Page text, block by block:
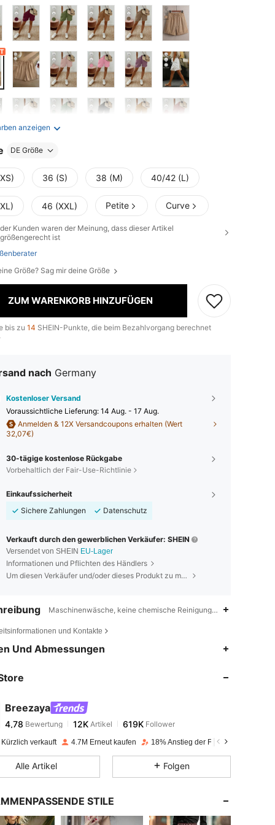
anzeigen
DE Größe
36 (S) 38 (M) 40/42 (L)
46 (XXL) Petite Curve
der Kunden waren der Meinung, dass dieser Artikel
größengerecht ist
Größe? Sag mir deine Größe
ZUM WARENKORB HINZUFÜGEN
bis zu 14 SHEIN-Punkte, die beim Bezahlvorgang berechnet
nach Germany
Kostenloser Versand
Voraussichtliche Lieferung: 14 Aug. - 17 Aug.
Anmelden & 12X Versandcoupons erhalten (Wert
32,07€)
30-tägige kostenlose Rückgabe
Vorbehaltlich der Fair-Use-Richtlinie
Einkaufssicherheit
Sichere Zahlungen
Datenschutz
Verkauft durch den gewerblichen Verkäufer: SHEIN
Versendet von SHEIN EU-Lager
Informationen und Pflichten des Händlers
Um diesen Verkäufer und/oder dieses Produkt zu melden
Maschinenwäsche, keine chemische Reinigung,Halloween
und Kontakte
Und Abmessungen
Breezaya
4,78
4,78 Bewertung 12K
s***3bezahltVor 1 Tag
verkauft 4.7M Erneut kaufen 18% Anstieg der Follower
Alle Artikel Folgen
STILE